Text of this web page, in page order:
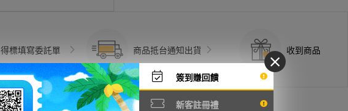
簽到賺回饋
新客註冊禮
得標填寫委託單 商品抵台通知出貨 收到商品